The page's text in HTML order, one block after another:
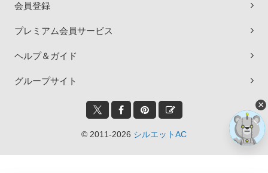
会員登録
プレミアム会員サービス
ヘルプ＆ガイド
グループサイト
© 2011-2026 シルエットAC
×